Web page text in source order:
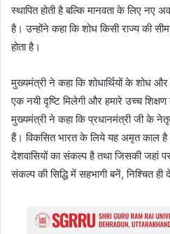
स्थापित होती है बल्कि मानवता के लिए नए
है। उन्होंने कहा कि शोध किसी राज्य की
होता है।
मुख्यमंत्री ने कहा कि शोधार्थियों के शोध
एक नयी दृष्टि मिलेगी और हमारे उच्च
मुख्यमंत्री ने कहा कि प्रधानमंत्री जी के
हैं। विकसित भारत के लिये यह अमृत काल
देशवासियों का संकल्प है तथा जिसकी जहां
संकल्प की सिद्धि में सहभागी बनें, निश्चित